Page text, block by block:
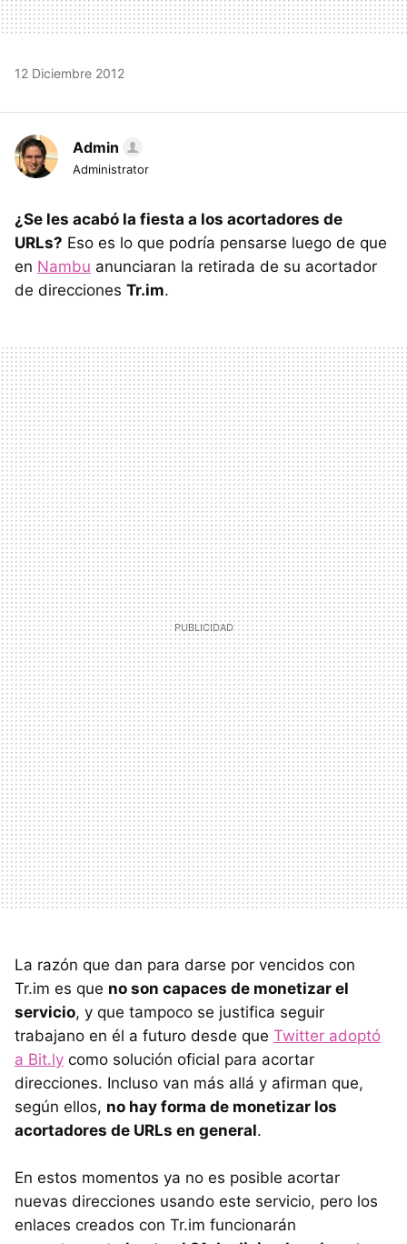
12 Diciembre 2012
Admin
Administrator
¿Se les acabó la fiesta a los acortadores de
URLs? Eso es lo que podría pensarse luego de que
en Nambu anunciaran la retirada de su acortador
de direcciones Tr.im.
La razón que dan para darse por vencidos con
Tr.im es que no son capaces de monetizar el
servicio, y que tampoco se justifica seguir
trabajano en él a futuro desde que Twitter adoptó
a Bit.ly como solución oficial para acortar
direcciones. Incluso van más allá y afirman que,
según ellos, no hay forma de monetizar los
acortadores de URLs en general.
En estos momentos ya no es posible acortar
nuevas direcciones usando este servicio, pero los
enlaces creados con Tr.im funcionarán